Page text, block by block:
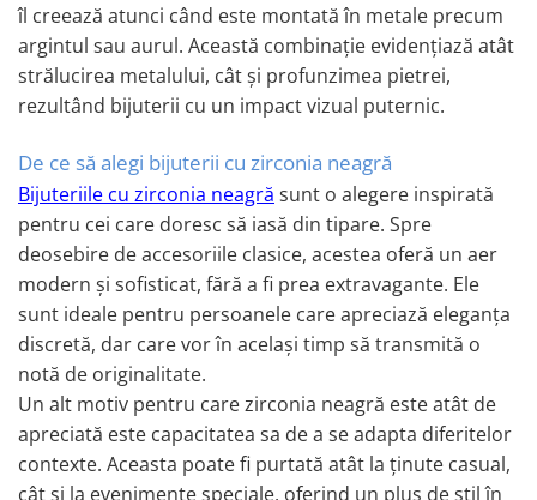
BRĂȚĂRI CU ȘNUR REGLABIL
Brățări din Aur cu șnur reglabil
Brățări din Argint cu șnur reglabil
BRĂȚĂRI CU PIETRE SEMIPREȚIOASE
semiprețioase
Brățări din Argint cu pietre
semiprețioase
Brățări elastice cu pietre
semiprețioase
BRĂȚĂRI DE PICIOR
Brățări de picior din Aur
Brățări de picior din Argint
COLIERE
Coliere cu mărgele colorate și
Argint
îl creează atunci când este montată în metale precum
argintul sau aurul. Această combinație evidențiază atât
strălucirea metalului, cât și profunzimea pietrei,
rezultând bijuterii cu un impact vizual puternic.
De ce să alegi bijuterii cu zirconia neagră
Bijuteriile cu zirconia neagră sunt o alegere inspirată
pentru cei care doresc să iasă din tipare. Spre
deosebire de accesoriile clasice, acestea oferă un aer
modern și sofisticat, fără a fi prea extravagante. Ele
sunt ideale pentru persoanele care apreciază eleganța
discretă, dar care vor în același timp să transmită o
notă de originalitate.
Un alt motiv pentru care zirconia neagră este atât de
apreciată este capacitatea sa de a se adapta diferitelor
contexte. Aceasta poate fi purtată atât la ținute casual,
cât și la evenimente speciale, oferind un plus de stil în